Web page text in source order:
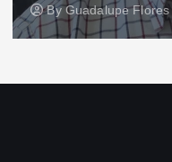
ByGuadalupe Flores